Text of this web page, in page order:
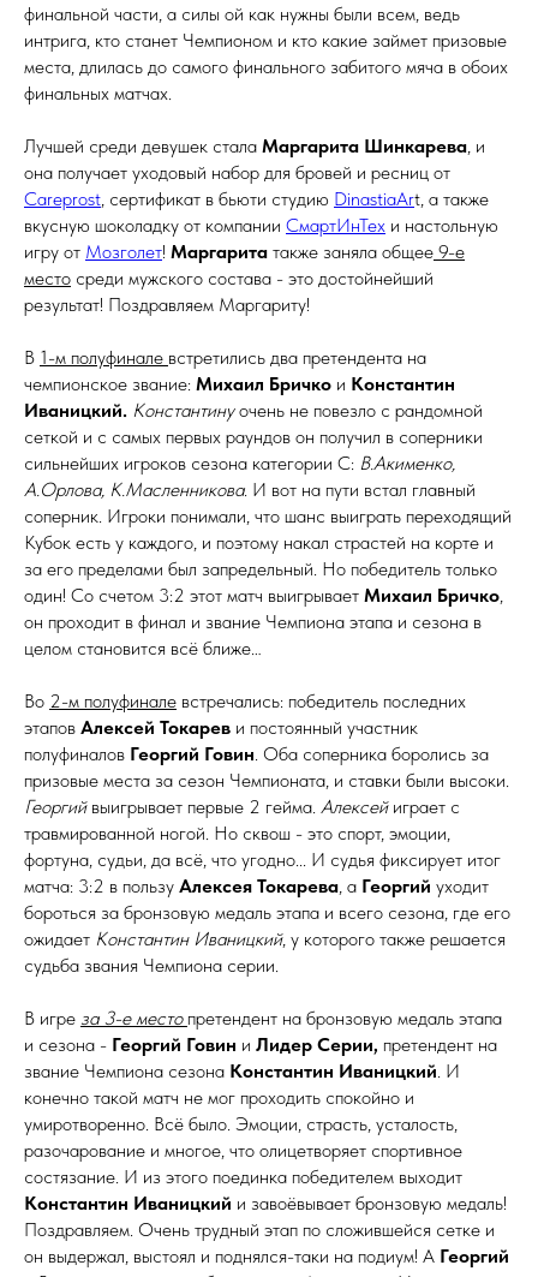
финальной части, а силы ой как нужны были всем, ведь
интрига, кто станет Чемпионом и кто какие займет призовые
места, длилась до самого финального забитого мяча в обоих
финальных матчах.
Лучшей среди девушек стала Маргарита Шинкарева, и
она получает уходовый набор для бровей и ресниц от
Careprost, сертификат в бьюти студию DinastiaArt, а также
вкусную шоколадку от компании СмартИнТех и настольную
игру от Мозголет! Маргарита также заняла общее 9-е
место среди мужского состава - это достойнейший
результат! Поздравляем Маргариту!
В 1-м полуфинале встретились два претендента на
чемпионское звание: Михаил Бричко и Константин
Иваницкий. Константинуочень не повезло с рандомной
сеткой и с самых первых раундов он получил в соперники
сильнейших игроков сезона категории С: В.Акименко,
А.Орлова, К.Масленникова. И вот на пути встал главный
соперник. Игроки понимали, что шанс выиграть переходящий
Кубок есть у каждого, и поэтому накал страстей на корте и
за его пределами был запредельный. Но победитель только
один! Со счетом 3:2 этот матч выигрывает Михаил Бричко,
он проходит в финал и звание Чемпиона этапа и сезона в
целом становится всё ближе…
Во 2-м полуфинале встречались: победитель последних
этапов Алексей Токарев и постоянный участник
полуфиналов Георгий Говин. Оба соперника боролись за
призовые места за сезон Чемпионата, и ставки были высоки.
Георгий выигрывает первые 2 гейма. Алексейиграет с
травмированной ногой. Но сквош - это спорт, эмоции,
фортуна, судьи, да всё, что угодно... И судья фиксирует итог
матча: 3:2 в пользу Алексея Токарева, а Георгий уходит
бороться за бронзовую медаль этапа и всего сезона, где его
ожидает Константин Иваницкий, у которого также решается
судьба звания Чемпиона серии.
В игре за 3-е местопретендент на бронзовую медаль этапа
и сезона - Георгий Говин и Лидер Серии, претендент на
звание Чемпиона сезона Константин Иваницкий. И
конечно такой матч не мог проходить спокойно и
умиротворенно. Всё было. Эмоции, страсть, усталость,
разочарование и многое, что олицетворяет спортивное
состязание. И из этого поединка победителем выходит
Константин Иваницкий и завоёвывает бронзовую медаль!
Поздравляем. Очень трудный этап по сложившейся сетке и
он выдержал, выстоял и поднялся-таки на подиум! А Георгий